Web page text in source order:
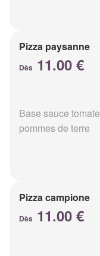
Pizza paysanne
Dès 11.00 €
Base sauce
pommes de terre
Pizza campione
Dès 11.00 €